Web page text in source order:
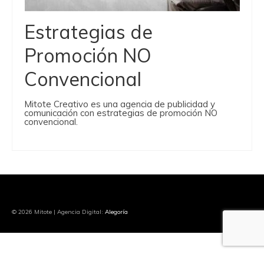
Estrategias de
Promoción NO
Convencional
Mitote Creativo es una agencia de publicidad y
comunicación con estrategias de promoción NO
convencional.
© 2026 Mitote | Agencia Digital: Alegoría